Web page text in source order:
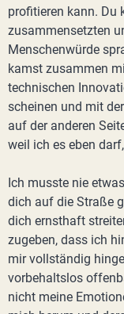
profitieren kann. Du
zusammensetzten
Menschenwürde
kamst zusammen
technischen
scheinen und mit
auf der anderen
weil ich es eben
Ich musste nie
dich auf die Straße
dich ernsthaft
zugeben, dass ich
mir vollständig
vorbehaltslos
nicht meine